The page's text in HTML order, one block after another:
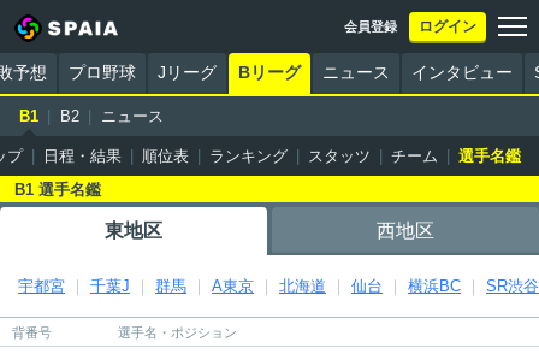
予想 プロ野球 Jリーグ Bリーグ ニュース インタビュー
会員登録 ログイン
B1 B2 ニュース
プ 日程・結果 順位表 ランキング スタッツ チーム
選手名鑑
B1 選手名鑑
東地区 西地区
宇都宮 千葉J 群馬 A東京 北海道 仙台 横浜BC SR渋谷
背番号 選手名・ポジション